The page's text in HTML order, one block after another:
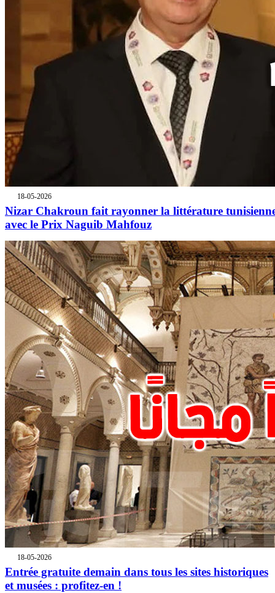
18-05-2026
Nizar Chakroun fait rayonner la littérature
avec le Prix Naguib Mahfouz
18-05-2026
Entrée gratuite demain dans tous les sites historiques
et musées : profitez-en !